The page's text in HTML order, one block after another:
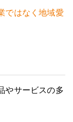
ではなく地域愛
やサービスの多